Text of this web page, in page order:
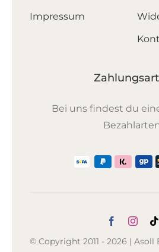
Impressum
Bei uns findest du
© Copyright 2011 - 2026 | Asoll